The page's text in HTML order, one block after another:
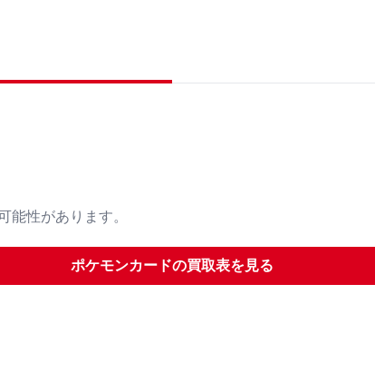
性があります。
ポケモンカードの買取表を見る